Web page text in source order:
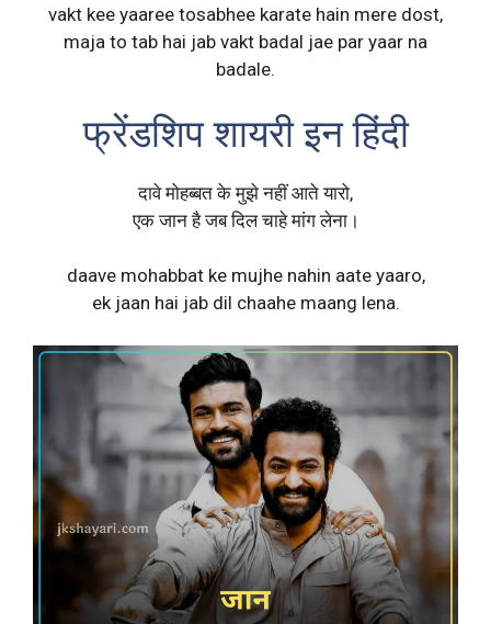
vakt kee yaaree tosabhee karate hain mere dost,
maja to tab hai jab vakt badal jae par yaar na
badale.
फ्रेंडशिप शायरी इन हिंदी
दावे मोहब्बत के मुझे नहीं आते यारो,
एक जान है जब दिल चाहे मांग लेना।
daave mohabbat ke mujhe nahin aate yaaro,
ek jaan hai jab dil chaahe maang lena.